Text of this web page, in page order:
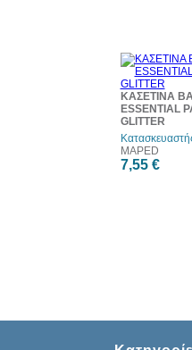
ΚΑΣΕΤΙΝΑ
ESSENTIAL
GLITTER
MAPED
7,55 €